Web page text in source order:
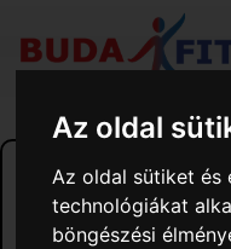
Az oldal
Az oldal sütiket és
technológiákat
böngészési